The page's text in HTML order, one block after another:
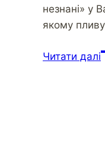
незнані» у
якому
Читати далі